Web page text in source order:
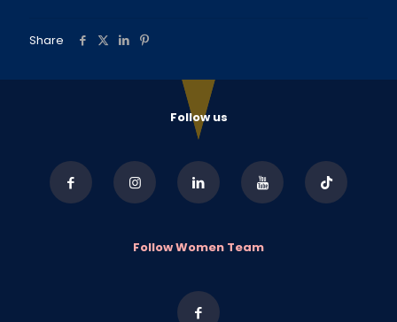
Share
Follow us
Follow Women Team